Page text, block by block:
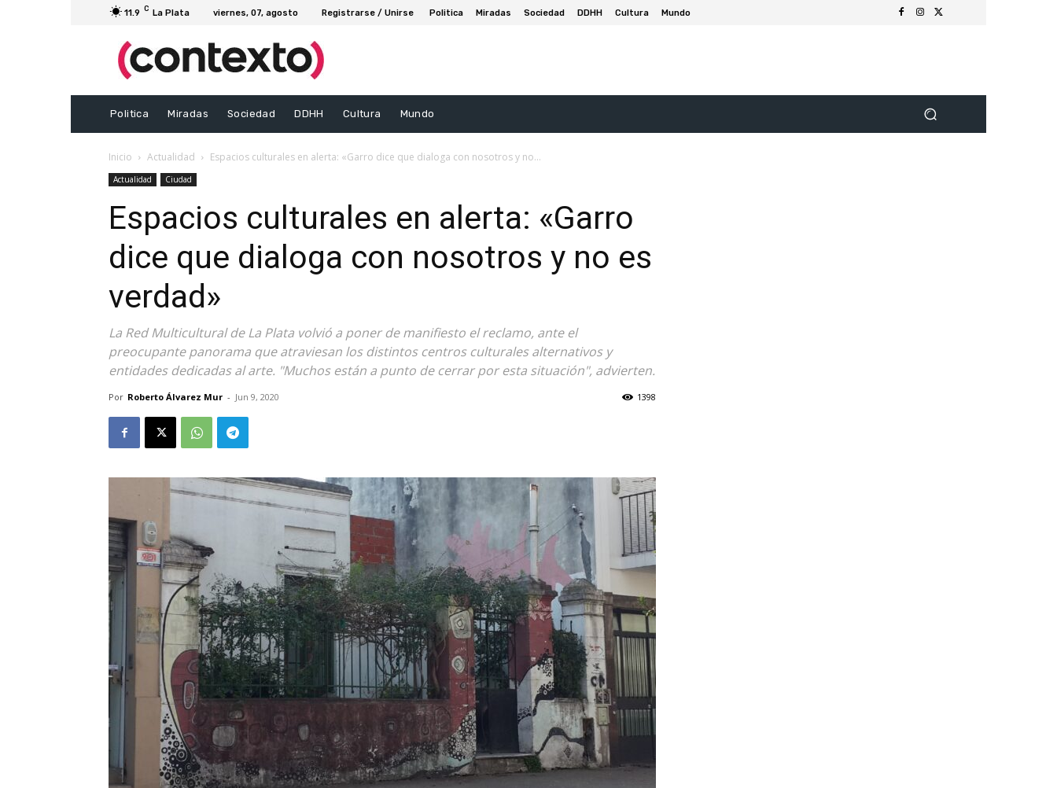
11.9 C La Plata viernes, 07, agosto Registrarse / Unirse Politica Miradas Sociedad DDHH Cultura Mundo
Politica Miradas Sociedad DDHH Cultura Mundo
Inicio Actualidad Espacios culturales en alerta: «Garro dice que dialoga con nosotros y no...
Actualidad Ciudad
Espacios culturales en alerta: «Garro
dice que dialoga con nosotros y no es
verdad»
La Red Multicultural de La Plata volvió a poner de manifiesto el reclamo, ante el
preocupante panorama que atraviesan los distintos centros culturales alternativos y
entidades dedicadas al arte. "Muchos están a punto de cerrar por esta situación", advierten.
Por Roberto Álvarez Mur - Jun 9, 2020 1398